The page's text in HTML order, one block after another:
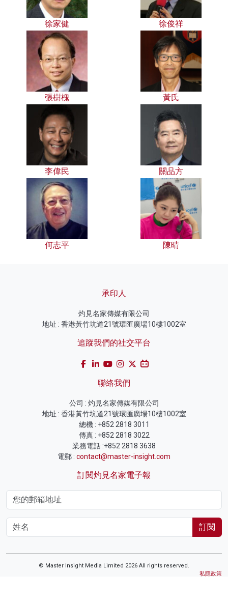
徐家健 徐俊祥
張樹槐 黃氏
李偉民 關品方
何志平 陳晴
承印人
灼見名家傳媒有限公司
地址 : 香港黃竹坑道21號環匯廣場10樓1002室
追蹤我們的社交平台
聯絡我們
公司 : 灼見名家傳媒有限公司
地址 : 香港黃竹坑道21號環匯廣場10樓1002室
總機 : +852 2818 3011
傳真 : +852 2818 3022
業務電話 :+852 2818 3638
電郵 : contact@master-insight.com
訂閱灼見名家電子報
訂閱
© Master Insight Media Limited 2026 All rights reserved.
私隱政策